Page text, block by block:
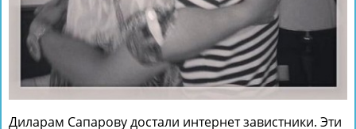
Диларам Сапарову достали интернет завистники. Эти